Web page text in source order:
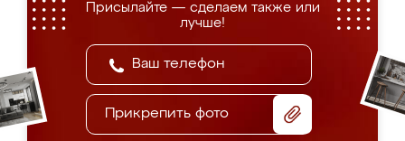
Присылайте — сделаем также или
лучше!
Прикрепить фото